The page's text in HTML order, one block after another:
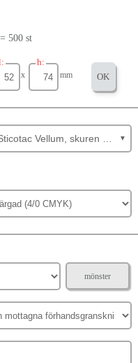
= 500 st
x
h:
mm OK
▼
mönster